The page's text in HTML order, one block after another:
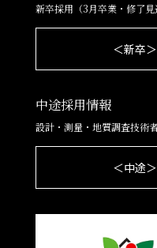
新卒採用（3月卒業・修了見
＜新卒
中途採用情報
設計・測量・地質調査技術
＜中途